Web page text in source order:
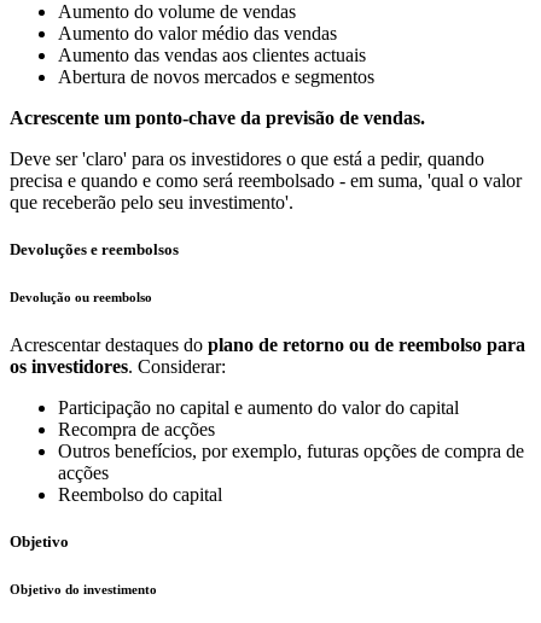
Aumento do volume de vendas
Aumento do valor médio das vendas
Aumento das vendas aos clientes actuais
Abertura de novos mercados e segmentos
Acrescente um ponto-chave da previsão de vendas.
Deve ser 'claro' para os investidores o que está a pedir, quando
precisa e quando e como será reembolsado - em suma, 'qual o valor
que receberão pelo seu investimento'.
Devoluções e reembolsos
Devolução ou reembolso
Acrescentar destaques do plano de retorno ou de reembolso para
os investidores. Considerar:
Participação no capital e aumento do valor do capital
Recompra de acções
Outros benefícios, por exemplo, futuras opções de compra de
acções
Reembolso do capital
Objetivo
Objetivo do investimento